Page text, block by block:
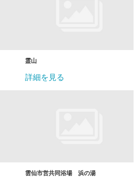
霊山
詳細を見る
雲仙市営共同浴場 浜の湯